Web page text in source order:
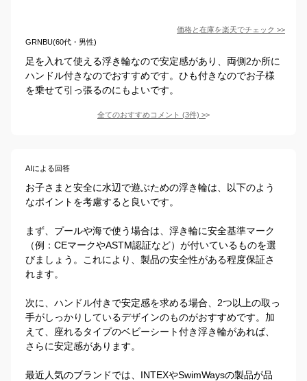
価格と在庫を楽天でチェック >>
GRNBU(60代・男性)
足を入れて使える浮き輪なので安定感があり、両側2か所に
ハンドル付きなのでおすすめです。ひも付きなのでお子様
を乗せて引っ張るのにもよいです。
全てのおすすめコメント (3件) >
AIによる回答
お子さまと安全に水辺で遊ぶための浮き輪は、以下のよう
なポイントを考慮すると良いです。
まず、プールや海で使う場合は、浮き輪に安全基準マーク
（例：CEマークやASTM認証など）が付いているものを選
びましょう。これにより、製品の安全性がある程度保証さ
れます。
次に、ハンドル付きで安定感を求める場合、2つ以上の取っ
手がしっかりしているデザインのものがおすすめです。加
えて、座れるタイプのベビーシート付き浮き輪があれば、
さらに安定感があります。
最近人気のブランドでは、INTEXやSwimWaysの製品が品